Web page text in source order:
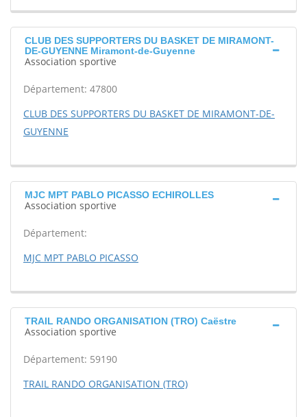
CLUB DES SUPPORTERS DU BASKET DE MIRAMONT-
DE-GUYENNE Miramont-de-Guyenne
Association sportive
Département: 47800
CLUB DES SUPPORTERS DU BASKET DE MIRAMONT-DE-
GUYENNE
MJC MPT PABLO PICASSO ECHIROLLES
Association sportive
Département:
MJC MPT PABLO PICASSO
TRAIL RANDO ORGANISATION (TRO) Caëstre
Association sportive
Département: 59190
TRAIL RANDO ORGANISATION (TRO)